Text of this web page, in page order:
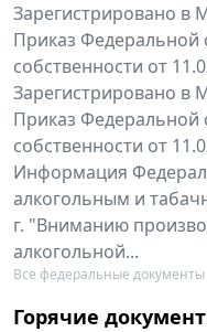
Зарегистрировано в
Приказ Федеральной
собственности от
Зарегистрировано в
Приказ Федеральной
собственности от
Информация
алкогольным и
г. "Вниманию
алкогольной...
Все федеральные документы
Горячие